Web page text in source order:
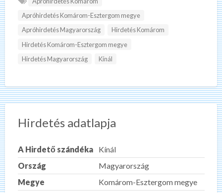
Apróhirdetés Komárom-Esztergom megye
Apróhirdetés Magyarország
Hirdetés Komárom
Hirdetés Komárom-Esztergom megye
Hirdetés Magyarország
Kínál
Hirdetés adatlapja
A Hirdető szándéka
Kínál
Ország
Magyarország
Megye
Komárom-Esztergom megye